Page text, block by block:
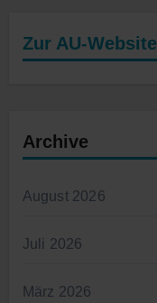
Zur AU-Website
Archive
August 2026
Juli 2026
März 2026